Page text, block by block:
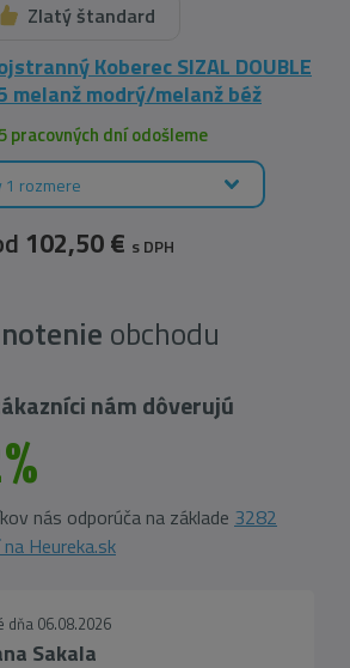
Zlatý štandard
Koberec SIZAL DOUBLE
melanž modrý/melanž béž
pracovných dní odošleme
1 rozmere
102,50 € s DPH
obchodu
nám dôverujú
nás odporúča na základe 3282
Heureka.sk
dňa 06.08.2026
Sakala